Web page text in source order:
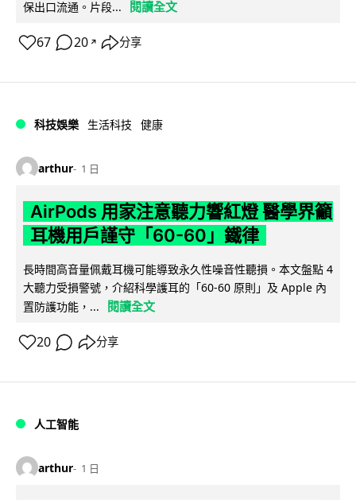
保出口流通。片段... 閱讀全文
67 20 ↗ 分享
科技娛樂 生活科技 健康
arthur 1 日
AirPods 用家注意聽力響紅燈 醫學界籲
耳機用戶謹守「60-60」鐵律
長時間高音量佩戴耳機可能導致永久性噪音性聽損。本文盤點 4
大聽力受損警號，介紹科學護耳的「60-60 原則」及 Apple 內
置防護功能，...
閱讀全文
20 分享
人工智能
arthur 1 日